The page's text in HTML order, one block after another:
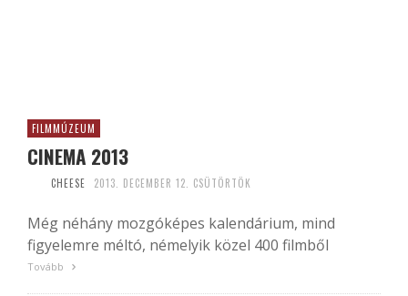
FILMMÚZEUM
CINEMA 2013
CHEESE 2013. DECEMBER 12. CSÜTÖRTÖK
Még néhány mozgóképes kalendárium, mind
figyelemre méltó, némelyik közel 400 filmből
Tovább